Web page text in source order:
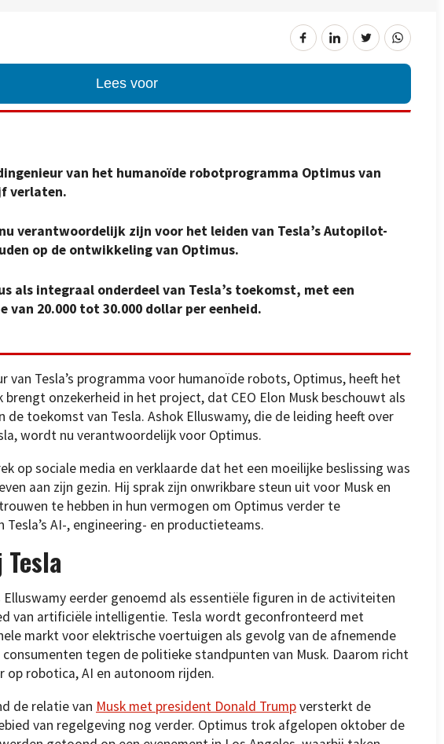
Lees voor
van het humanoïde robotprogramma Optimus van
verlaten.
verantwoordelijk zijn voor het leiden van Tesla’s Autopilot-
op de ontwikkeling van Optimus.
als integraal onderdeel van Tesla’s toekomst, met een
20.000 tot 30.000 dollar per eenheid.
van Tesla’s programma voor humanoïde robots, Optimus, heeft het
onzekerheid in het project, dat CEO Elon Musk beschouwt als
de toekomst van Tesla. Ashok Elluswamy, die de leiding heeft over
wordt nu verantwoordelijk voor Optimus.
op sociale media en verklaarde dat het een moeilijke beslissing was
aan zijn gezin. Hij sprak zijn onwrikbare steun uit voor Musk en
te hebben in hun vermogen om Optimus verder te
AI-, engineering- en productieteams.
Elluswamy eerder genoemd als essentiële figuren in de activiteiten
van artificiële intelligentie. Tesla wordt geconfronteerd met
markt voor elektrische voertuigen als gevolg van de afnemende
tegen de politieke standpunten van Musk. Daarom richt
op robotica, AI en autonoom rijden.
de relatie van Musk met president Donald Trumpversterkt de
van regelgeving nog verder. Optimus trok afgelopen oktober de